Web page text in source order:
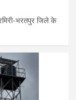
भरतपुर जिले के